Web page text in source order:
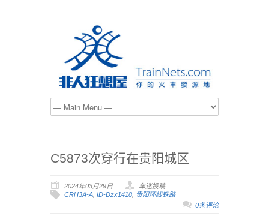
C5873次穿行在贵阳城区
2024年03月29日
车迷投稿
CRH3A-A, ID-Dzx1418, 贵阳环线铁路
0条评论